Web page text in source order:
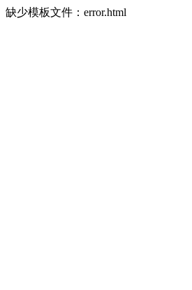
缺少模板文件：error.html